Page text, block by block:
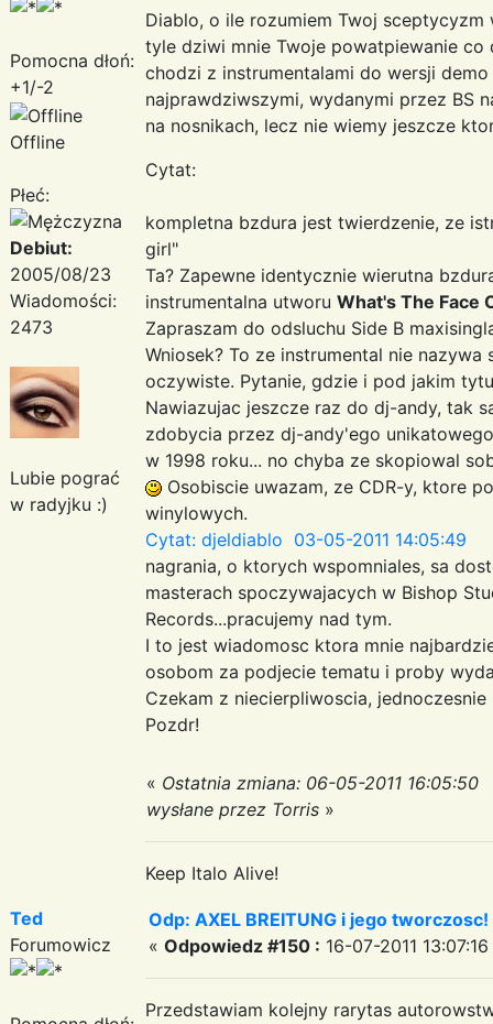
Pomocna dłoń:
+1/-2
Offline
Płeć:
Debiut:
2005/08/23
Wiadomości:
2473
Lubie pograć
w radyjku :)
Diablo, o ile rozumiem Twoj
tyle dziwi mnie Twoje powatpiewanie
chodzi z instrumentalami do wersji
najprawdziwszymi, wydanymi przez BS
na nosnikach, lecz nie wiemy jeszcze
Cytat:
kompletna bzdura jest twierdzenie, ze
girl"
Ta? Zapewne identycznie wierutna
instrumentalna utworu What's The Face
Zapraszam do odsluchu Side B
Wniosek? To ze instrumental nie nazywa
oczywiste. Pytanie, gdzie i pod jakim
Nawiazujac jeszcze raz do dj-andy, tak
zdobycia przez dj-andy'ego
w 1998 roku... no chyba ze skopiowal
Osobiscie uwazam, ze CDR-y, ktore
winylowych.
Cytat: djeldiablo 03-05-2011 14:05:49
nagrania, o ktorych wspomniales, sa
masterach spoczywajacych w Bishop
Records...pracujemy nad tym.
I to jest wiadomosc ktora mnie
osobom za podjecie tematu i proby
Czekam z niecierpliwoscia,
Pozdr!
« Ostatnia zmiana: 06-05-2011 16:05:50
wysłane przez Torris »
Keep Italo Alive!
Ted
Forumowicz
Odp: AXEL BREITUNG i jego
« Odpowiedz #150 : 16-07-2011
Przedstawiam kolejny rarytas